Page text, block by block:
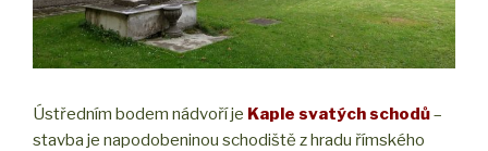
Ústředním bodem nádvoří je Kaple svatých schodů–
stavba je napodobeninou schodiště z hradu římského